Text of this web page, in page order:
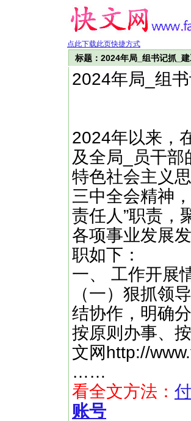
点此下载此页快捷方式
标题：2024年局_组书记抓_
2024年局_组
2024年以来，
及全局_员干
特色社会主义
三中全会精神
责任人”职责，
各项事业发展
职如下：
一、 工作开展
（一）狠抓领
结协作，明确
按原则办事、
文网http://
……
看全文方法：
账号